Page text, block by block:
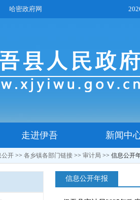
哈密政府网
走进伊吾 新闻中
公开 >> 各乡镇各部门链接 >> 审计局 >> 信息公开
信息公开年报